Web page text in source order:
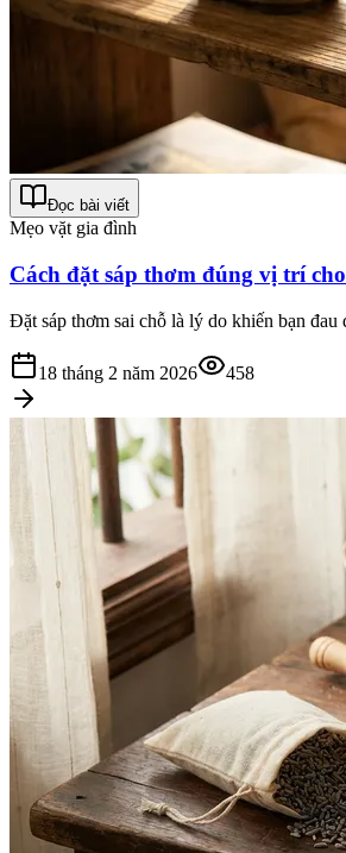
Đọc bài viết
Mẹo vặt gia đình
Cách đặt sáp thơm đúng vị trí
Đặt sáp thơm sai chỗ là lý do khiến bạn
18 tháng 2 năm 2026 458